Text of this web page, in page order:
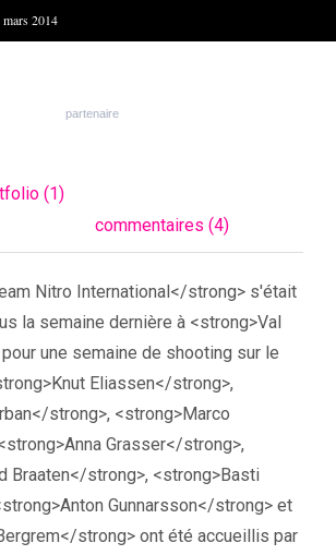
mars 2014
(1)
commentaires (4)
Nitro International</strong> s'était
la semaine dernière à <strong>Val
une semaine de shooting sur le
Eliassen</strong>,
strong>, <strong>Marco
Grasser</strong>,
Braaten</strong>, <strong>Basti
Gunnarsson</strong> et
strong> ont été accueillis par